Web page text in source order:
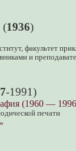
(1936)
факультет
и
-1991)
(1960 —
печати